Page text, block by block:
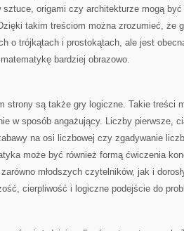
sztuce, origami czy architekturze mogą
takim treściom można zrozumieć, że
o trójkątach i prostokątach, ale jest
bardziej obrazowo.
strony są także gry logiczne. Takie treści
w sposób angażujący. Liczby pierwsze,
na osi liczbowej czy zgadywanie
może być również formą ćwiczenia
młodszych czytelników, jak i
cierpliwość i logiczne podejście do